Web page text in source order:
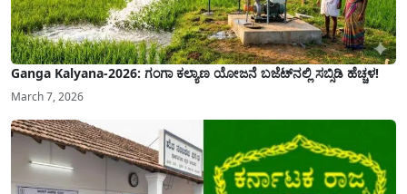
Ganga Kalyana-2026: ಗಂಗಾ ಕಲ್ಯಾಣ ಯೋಜನೆ ಬಜೆಟ್‌ನಲ್ಲಿ ಸಬ್ಸಿಡಿ ಹೆಚ್ಚಳ!
March 7, 2026